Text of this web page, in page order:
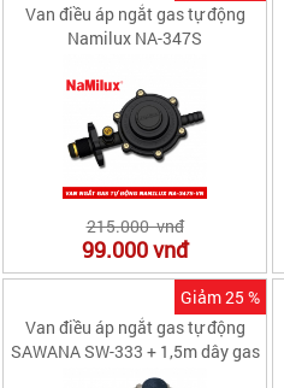
Van điều áp ngắt gas tự động
Namilux NA-347S
215.000 vnđ
99.000vnđ
Van điều áp ngắt gas tự động
SAWANA SW-333 + 1,5m dây gas
Giảm 25 %